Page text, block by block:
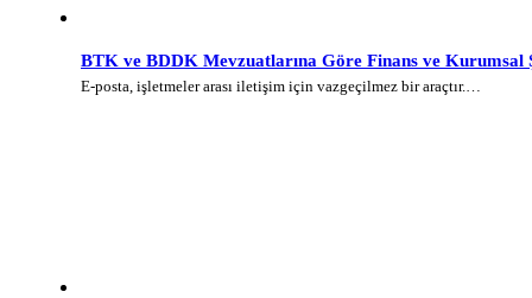
BTK ve BDDK Mevzuatlarına Göre Finans ve
E-posta, işletmeler arası iletişim için vazgeçilmez bir araçtır.…